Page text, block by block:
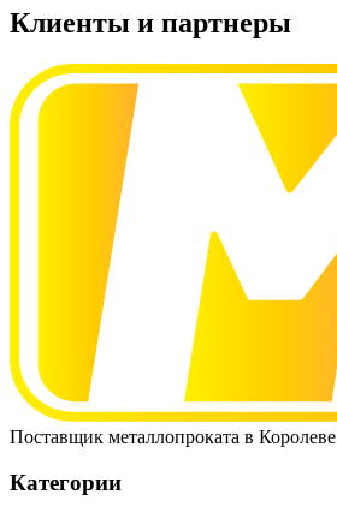
Клиенты и партнеры
Поставщик металлопроката в Королеве
Категории